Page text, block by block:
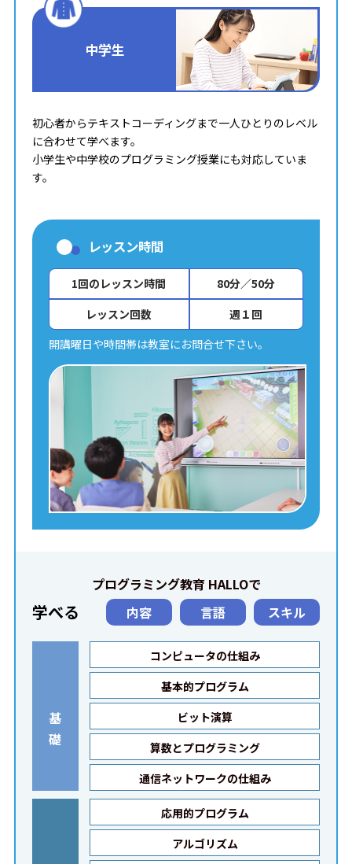
中学生
初心者からテキストコーディングまで一人ひとりのレベル
に合わせて学べます。
小学生や中学校のプログラミング授業にも対応していま
す。
レッスン時間
1回のレッスン時間
80分／50分
レッスン回数
週１回
開講曜日や時間帯は教室にお問合せ下さい。
プログラミング教育 HALLOで
学べる 内容 言語 スキル
基
礎
コンピュータの仕組み
基本的プログラム
ビット演算
算数とプログラミング
通信ネットワークの仕組み
応用的プログラム
アルゴリズム